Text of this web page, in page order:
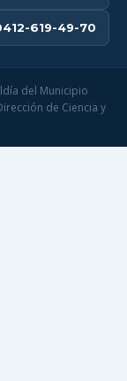
619-49-70
del Municipio
de Ciencia y